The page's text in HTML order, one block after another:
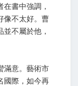
書中強調，
像不太好。曹
不屬於他，
滿意。藝術市
國際，如今再